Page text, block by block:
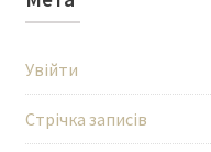
Увійти
Стрічка записів